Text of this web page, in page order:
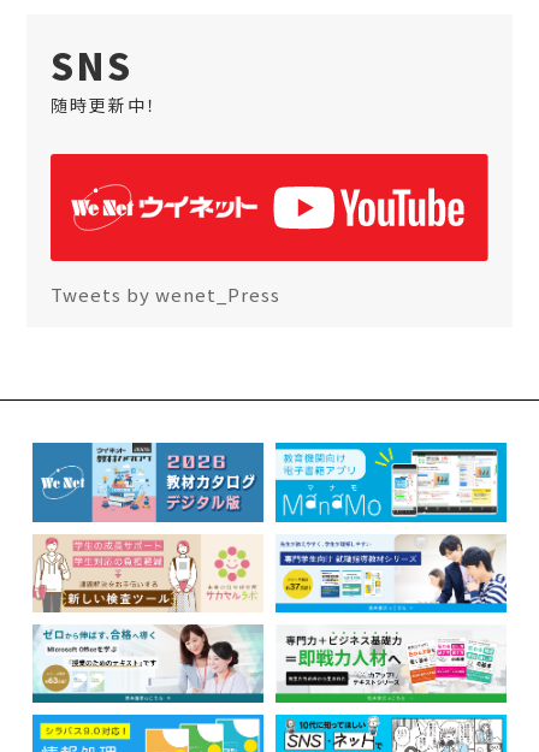
SNS
随時更新中！
Tweets by wenet_Press